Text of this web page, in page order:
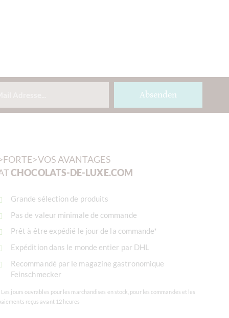
Absenden
AVANTAGES
CHOCOLATS-DE-LUXE.COM
Grande sélection de produits
Pas de valeur minimale de commande
Prêt à être expédié le jour de la commande*
Expédition dans le monde entier par DHL
Recommandé par le magazine gastronomique
Feinschmecker
Les jours ouvrables pour les marchandises en stock, pour les commandes et les
reçus avant 12 heures